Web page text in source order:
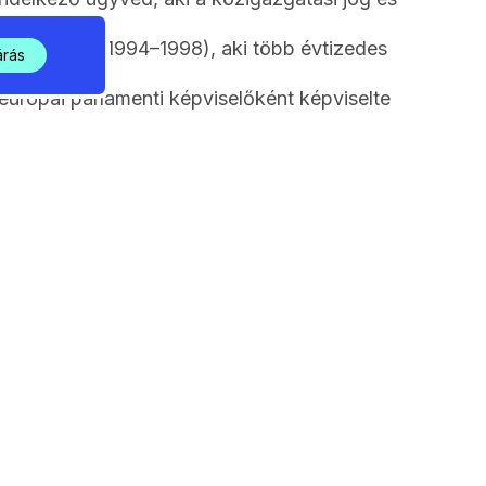
(1994–1998), aki több évtizedes
parlamenti képviselőként képviselte